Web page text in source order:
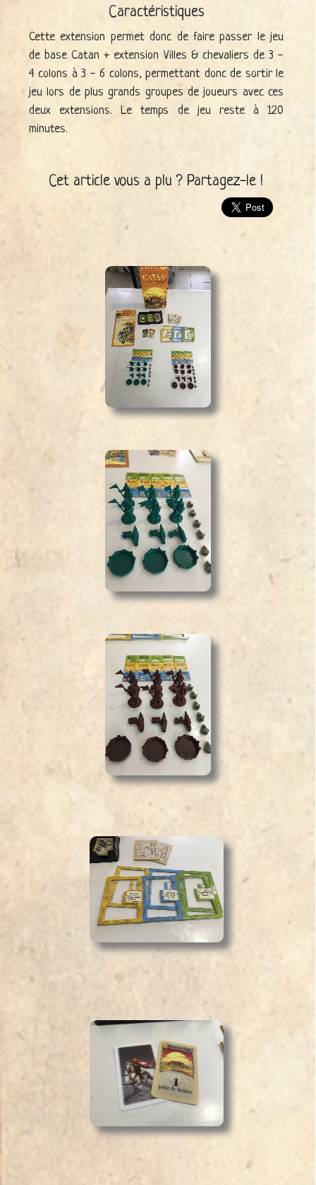
Caractéristiques
Cette extension permet donc de faire passer le jeu
de base Catan + extension Villes & chevaliers de 3 -
4 colons à 3 - 6 colons, permettant donc de sortir le
jeu lors de plus grands groupes de joueurs avec ces
deux extensions. Le temps de jeu reste à 120
minutes.
Cet article vous a plu ? Partagez-le !